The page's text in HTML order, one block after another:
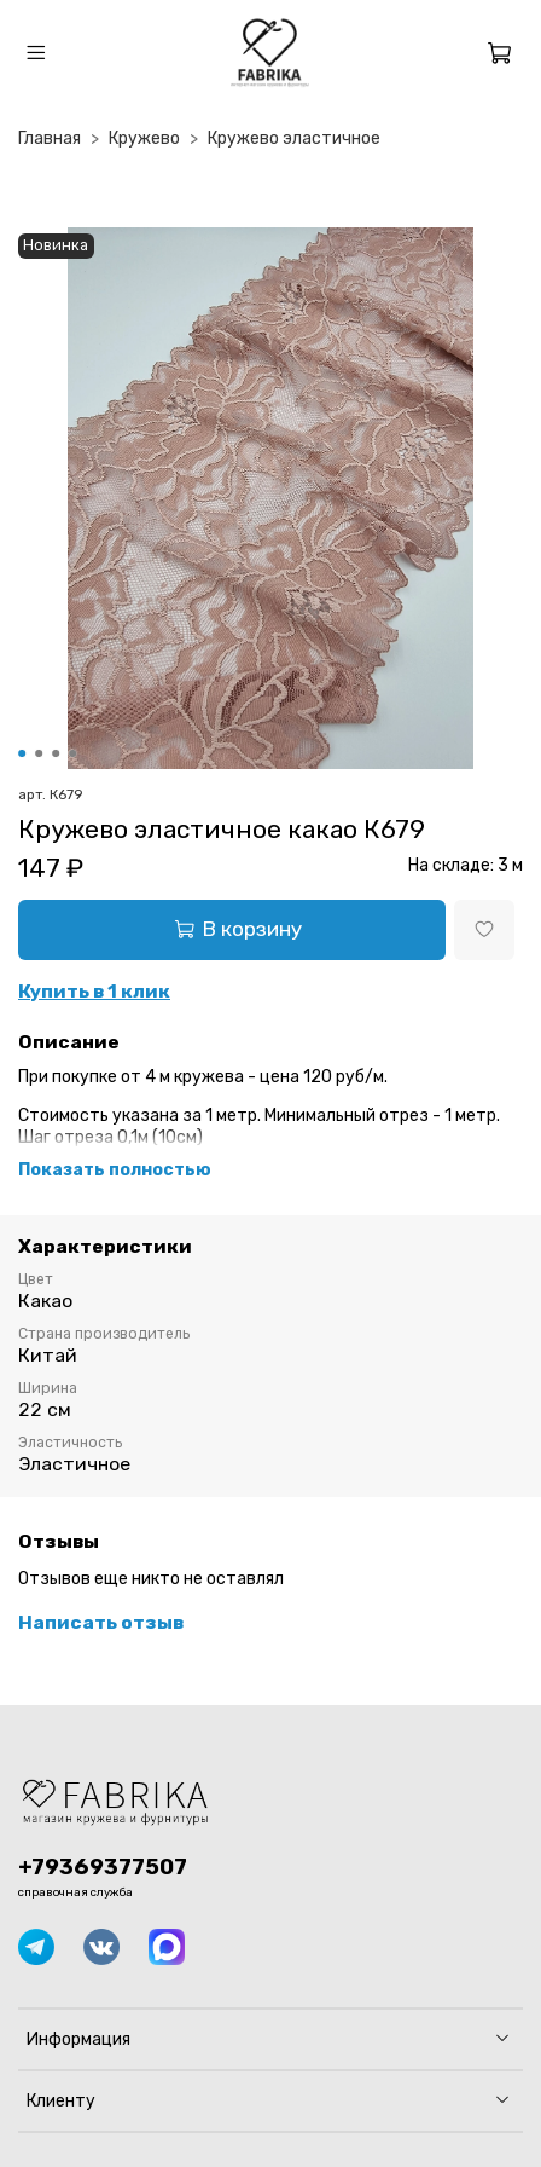
Главная Кружево Кружево эластичное
Новинка
арт. К679
Кружево эластичное какао К679
147 ₽
В корзину
Купить в 1 клик
На складе: 3 м
Описание
При покупке от 4 м кружева - цена 120 руб/м.
Стоимость указана за 1 метр. Минимальный отрез - 1 метр.
Шаг отреза 0,1м (10см)
Эластичное кружево для пошива нижнего белья.
Цвет: какао
Показать полностью
Характеристики
Цвет
Какао
Страна производитель
Китай
Ширина
22 см
Эластичность
Эластичное
Отзывы
Отзывов еще никто не оставлял
Написать отзыв
Информация
Клиенту
+79369377507
справочная служба